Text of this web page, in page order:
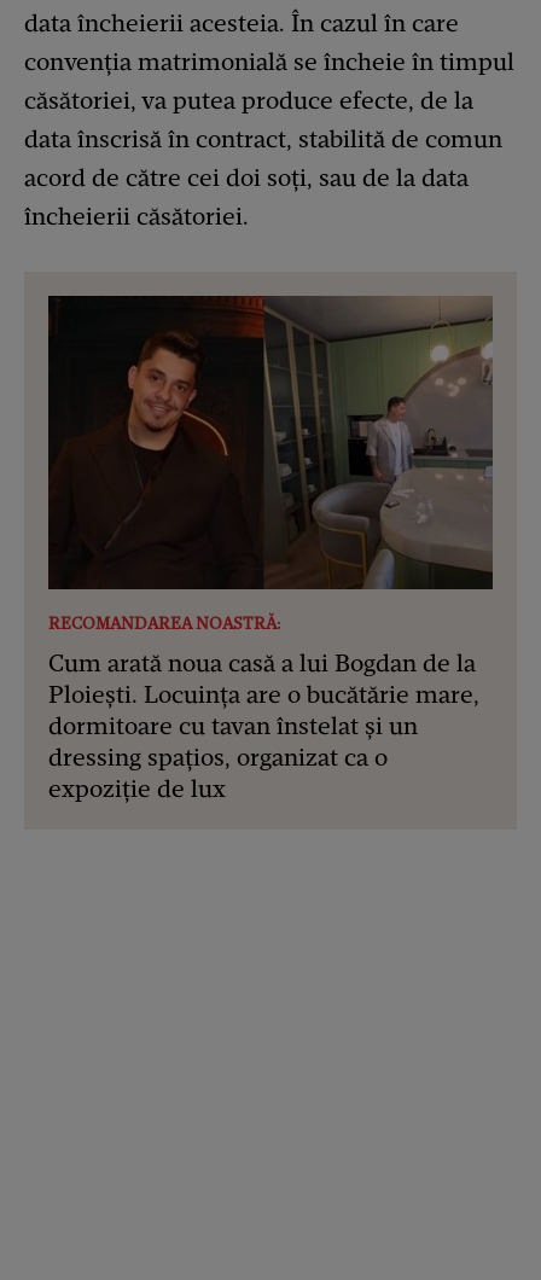
data încheierii acesteia. În cazul în care
convenția matrimonială se încheie în timpul
căsătoriei, va putea produce efecte, de la
data înscrisă în contract, stabilită de comun
acord de către cei doi soți, sau de la data
încheierii căsătoriei.
RECOMANDAREA NOASTRĂ:
Cum arată noua casă a lui Bogdan de la
Ploiești. Locuința are o bucătărie mare,
dormitoare cu tavan înstelat și un
dressing spațios, organizat ca o
expoziție de lux